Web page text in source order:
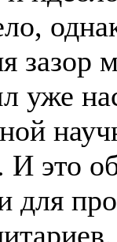
зазор
уже
это